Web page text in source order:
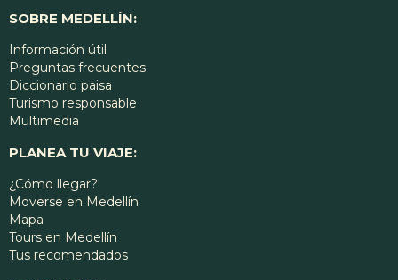
SOBRE MEDELLÍN:
Información útil
Preguntas frecuentes
Diccionario paisa
Turismo responsable
Multimedia
PLANEA TU VIAJE:
¿Cómo llegar?
Moverse en Medellín
Mapa
Tours en Medellín
Tus recomendados